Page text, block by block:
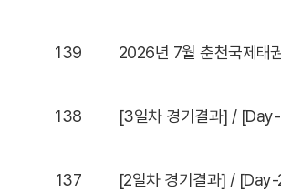
139 2026년 7월 춘천국제태
138 [3일차 경기결과] /
137 [2일차 경기결과] /